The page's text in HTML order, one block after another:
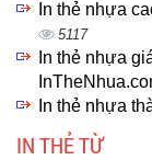
In thẻ nhựa
5117
In thẻ nhựa
In thẻ nhựa
IN THẺ TỪ